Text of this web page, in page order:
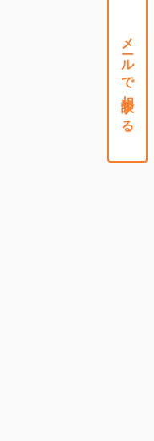
メールで相談する